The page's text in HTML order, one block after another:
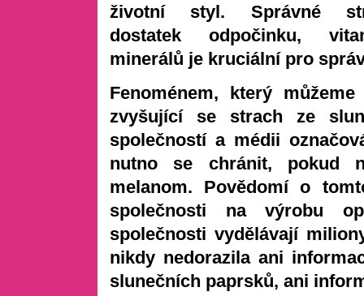
životní styl. Správné
dostatek odpočinku,
minerálů je kruciální pro
Fenoménem, který
zvyšující se strach ze
společností a médii
nutno se chránit, pokud
melanom. Povědomí o
společnosti na výrobu
společnosti vydělávají
nikdy nedorazila ani
slunečních paprsků, ani